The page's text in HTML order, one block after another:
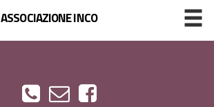
ASSOCIAZIONE INCO